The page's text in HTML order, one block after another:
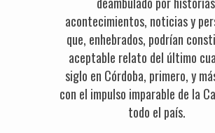
acontecimientos, noticias y
que, enhebrados, podrían
aceptable relato del último
siglo en Córdoba, primero, y
con el impulso imparable de la
todo el país.